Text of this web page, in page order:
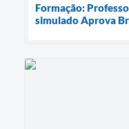
Formação:
simulado Aprova